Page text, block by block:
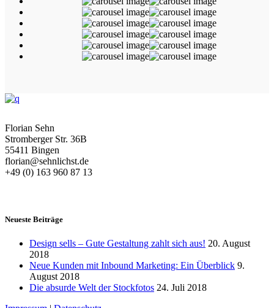
Florian Sehn
Stromberger Str. 36B
55411 Bingen
florian@sehnlichst.de
+49 (0) 163 960 87 13
Neueste Beiträge
Design sells – Gute Gestaltung zahlt sich aus! 20. August
2018
Neue Kunden mit Inbound Marketing: Ein Überblick 9.
August 2018
Die absurde Welt der Stockfotos 24. Juli 2018